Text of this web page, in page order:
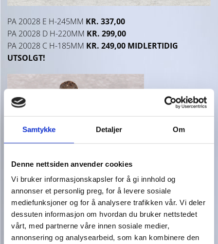
Samtykke Detaljer Om
Denne nettsiden anvender cookies
Vi bruker informasjonskapsler for å gi innhold og
annonser et personlig preg, for å levere sosiale
mediefunksjoner og for å analysere trafikken vår. Vi deler
dessuten informasjon om hvordan du bruker nettstedet
vårt, med partnerne våre innen sosiale medier,
annonsering og analysearbeid, som kan kombinere den
PA 20028 E H-245MM KR. 337,00
PA 20028 D H-220MM KR. 299,00
PA 20028 C H-185MM KR. 249,00 MIDLERTIDIG
UTSOLGT!